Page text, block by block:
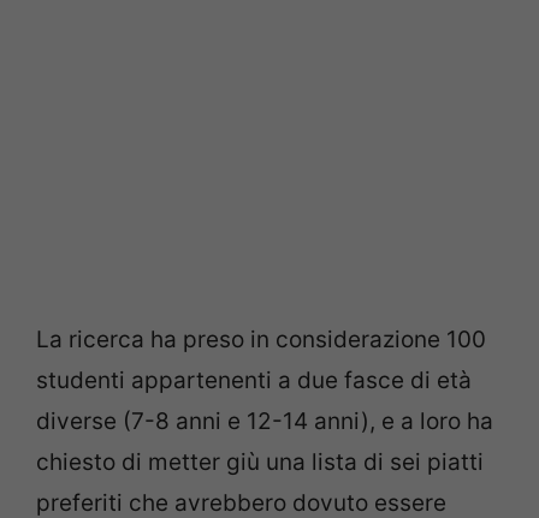
La ricerca ha preso in considerazione 100
studenti appartenenti a due fasce di età
diverse (7-8 anni e 12-14 anni), e a loro ha
chiesto di metter giù una lista di sei piatti
preferiti che avrebbero dovuto essere